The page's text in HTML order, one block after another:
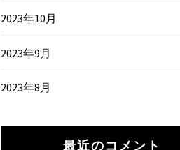
2023年10月
2023年9月
2023年8月
最近のコメント